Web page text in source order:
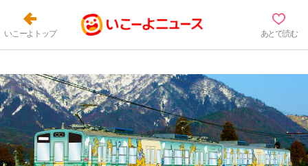
いこーよトップ あとで読む